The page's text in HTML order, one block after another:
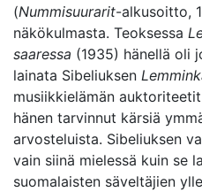
(Nummisuurarit-alkusoitto,
näkökulmasta. Teoksessa
saaressa (1935) hänellä oli
lainata Sibeliuksen
musiikkielämän
hänen tarvinnut kärsiä
arvosteluista. Sibeliuksen
vain siinä mielessä kuin se
suomalaisten säveltäjien